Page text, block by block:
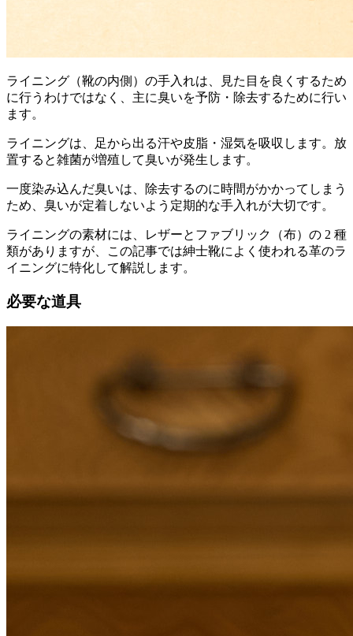
ライニング（靴の内側）の手入れは、見た目を良くするため
に行うわけではなく、主に臭いを予防・除去するために行い
ます。
ライニングは、足から出る汗や皮脂・湿気を吸収します。放
置すると雑菌が増殖して臭いが発生します。
一度染み込んだ臭いは、除去するのに時間がかかってしまう
ため、臭いが定着しないよう定期的な手入れが大切です。
ライニングの素材には、レザーとファブリック（布）の 2 種
類がありますが、この記事では紳士靴によく使われる革のラ
イニングに特化して解説します。
必要な道具